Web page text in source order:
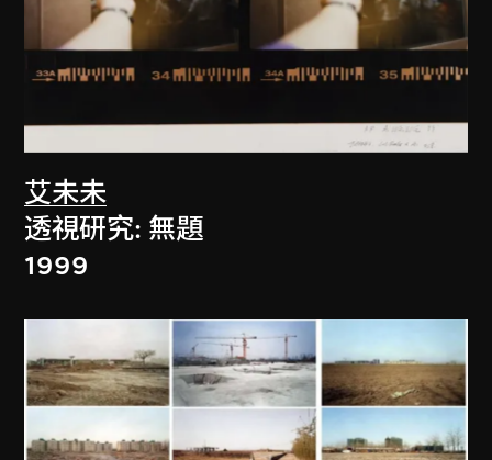
艾未未
透視研究: 無題
1999